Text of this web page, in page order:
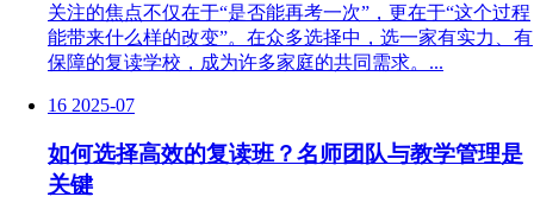
关注的焦点不仅在于“是否能再考一次”，更在于“这个过程
能带来什么样的改变”。在众多选择中，选一家有实力、有
保障的复读学校，成为许多家庭的共同需求。...
16 2025-07
如何选择高效的复读班？名师团队与教学管理是
关键